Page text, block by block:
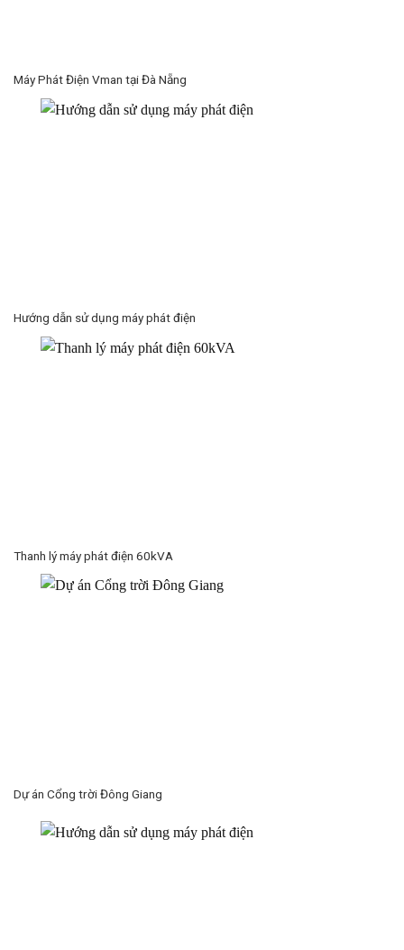
Máy Phát Điện Vman tại Đà Nẵng
Hướng dẫn sử dụng máy phát điện
Thanh lý máy phát điện 60kVA
Dự án Cổng trời Đông Giang